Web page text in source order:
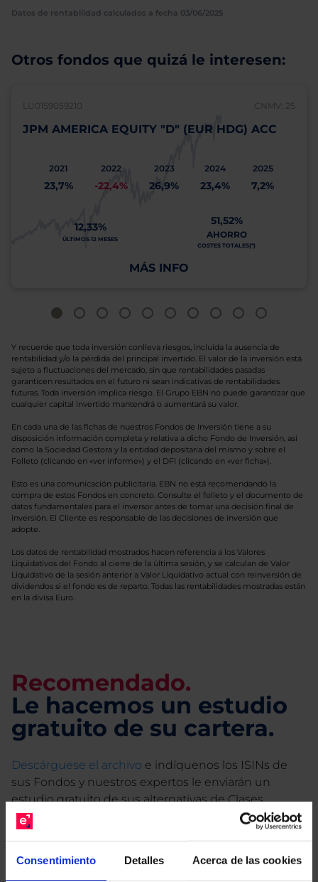
Consentimiento Detalles Acerca de las cookies
Datos de rentabilidad calculados a fecha 03/06/2025
Otros fondos que quizá le interesen:
LU0159059210 CNMV: 25
JPM AMERICA EQUITY "D" (EUR HDG) ACC
2021
23,7%
2022
-22,4%
2023
26,9%
2024
23,4%
2025
7,2%
12,33%
ÚLTIMOS 12 MESES
51,52%
AHORRO
COSTES TOTALES(*)
MÁS INFO
Y recuerde que toda inversión conlleva riesgos, incluida la ausencia de
rentabilidad y/o la pérdida del principal invertido. El valor de la inversión está
sujeto a fluctuaciones del mercado, sin que rentabilidades pasadas
garanticen resultados en el futuro ni sean indicativas de rentabilidades
futuras. Toda inversión implica riesgo. El Grupo EBN no puede garantizar que
cualquier capital invertido mantendrá o aumentará su valor.
En cada una de las fichas de nuestros Fondos de Inversión tiene a su
disposición información completa y relativa a dicho Fondo de Inversión, así
como la Sociedad Gestora y la entidad depositaria del mismo y sobre el
Folleto (clicando en «ver informe») y el DFI (clicando en «ver ficha»).
Esto es una comunicación publicitaria. EBN no está recomendando la
compra de estos Fondos en concreto. Consulte el folleto y el documento de
datos fundamentales para el inversor antes de tomar una decisión final de
inversión. El Cliente es responsable de las decisiones de inversión que
adopte.
Los datos de rentabilidad mostrados hacen referencia a los Valores
Liquidativos del Fondo al cierre de la última sesión, y se calculan de Valor
Liquidativo de la sesión anterior a Valor Liquidativo actual con reinversión de
dividendos si el fondo es de reparto. Todas las rentabilidades mostradas están
en la divisa Euro.
Recomendado.
Le hacemos un estudio
gratuito de su cartera.
Descárguese el archivo e indíquenos los ISINs de
sus Fondos y nuestros expertos le enviarán un
estudio gratuito de sus alternativas de Clases
Limpias con las que podrá ahorrar en sus costes.